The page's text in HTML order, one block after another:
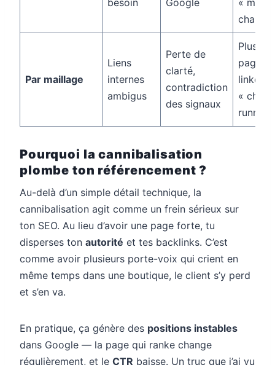
Par maillage
Liens
internes
ambigus
Perte de
clarté,
contradiction
des signaux
pages
linkées
«
running
Pourquoi la cannibalisation
plombe ton référencement ?
Au-delà d’un simple détail technique, la
cannibalisation agit comme un frein sérieux sur
ton SEO. Au lieu d’avoir une page forte, tu
disperses ton autorité et tes backlinks. C’est
comme avoir plusieurs porte-voix qui crient en
même temps dans une boutique, le client s’y perd
et s’en va.
En pratique, ça génère des positions instables
dans Google — la page qui ranke change
régulièrement, et le CTR baisse. Un truc que j’ai vu